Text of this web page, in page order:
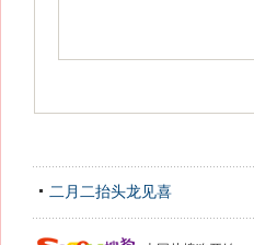
二月二抬头龙见喜